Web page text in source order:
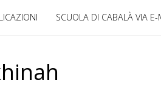
SCUOLA DI CABALÀ VIA E-